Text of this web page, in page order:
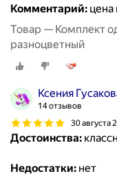
Комментарий: цена
Товар — Комплект
разноцветный
Ксения
14 отзывов
30 августа
Достоинства:
Недостатки: нет